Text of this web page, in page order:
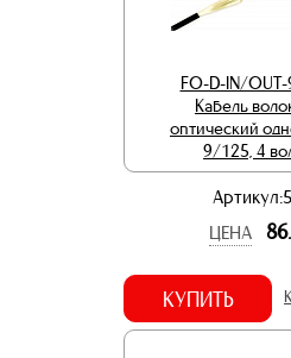
FO-D-IN/OUT-
Кабель
оптический
9/125, 4
ЦЕНА
86.
КУПИТЬ